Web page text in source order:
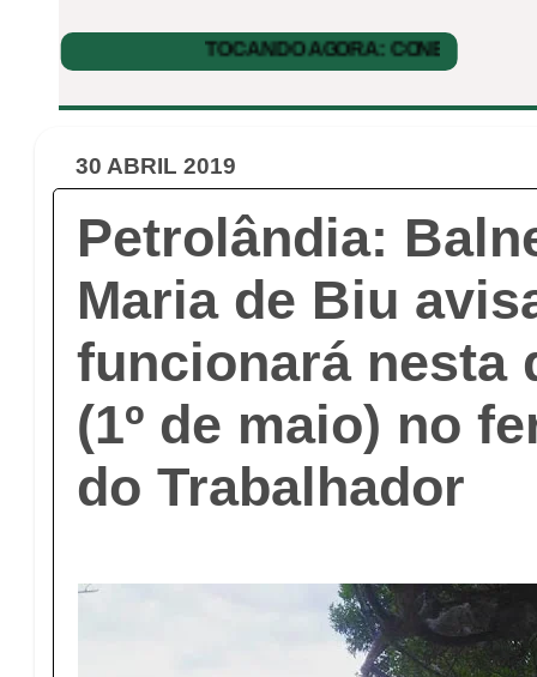
30 ABRIL 2019
Petrolândia:
Maria de Biu
funcionará nesta
(1º de maio) no
do Trabalhador